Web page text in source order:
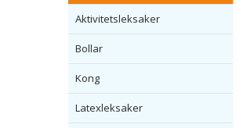
Aktivitetsleksaker
Bollar
Kong
Latexleksaker